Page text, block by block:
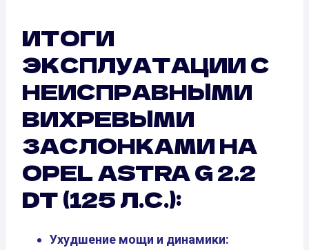
ИТОГИ
ЭКСПЛУАТАЦИИ С
НЕИСПРАВНЫМИ
ВИХРЕВЫМИ
ЗАСЛОНКАМИ НА
OPEL ASTRA G 2.2
DT (125 Л.С.):
Ухудшение мощи и динамики: